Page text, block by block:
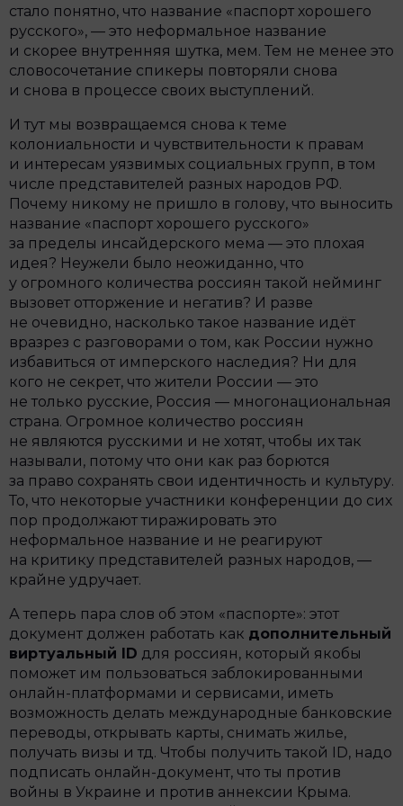
стало понятно, что название «паспорт хорошего
русского», — это неформальное название
и скорее внутренняя шутка, мем. Тем не менее это
словосочетание спикеры повторяли снова
и снова в процессе своих выступлений.
И тут мы возвращаемся снова к теме
колониальности и чувствительности к правам
и интересам уязвимых социальных групп, в том
числе представителей разных народов РФ.
Почему никому не пришло в голову, что выносить
название «паспорт хорошего русского»
за пределы инсайдерского мема — это плохая
идея? Неужели было неожиданно, что
у огромного количества россиян такой нейминг
вызовет отторжение и негатив? И разве
не очевидно, насколько такое название идёт
вразрез с разговорами о том, как России нужно
избавиться от имперского наследия? Ни для
кого не секрет, что жители России — это
не только русские, Россия — многонациональная
страна. Огромное количество россиян
не являются русскими и не хотят, чтобы их так
называли, потому что они как раз борются
за право сохранять свои идентичность и культуру.
То, что некоторые участники конференции до сих
пор продолжают тиражировать это
неформальное название и не реагируют
на критику представителей разных народов, —
крайне удручает.
А теперь пара слов об этом «паспорте»: этот
документ должен работать как дополнительный
виртуальный ID для россиян, который якобы
поможет им пользоваться заблокированными
онлайн-платформами и сервисами, иметь
возможность делать международные банковские
переводы, открывать карты, снимать жилье,
получать визы и тд. Чтобы получить такой ID, надо
подписать онлайн-документ, что ты против
войны в Украине и против аннексии Крыма.